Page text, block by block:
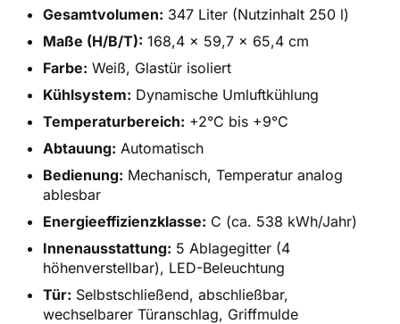
Gesamtvolumen: 347 Liter (Nutzinhalt 250 l)
Maße (H/B/T): 168,4 x 59,7 x 65,4 cm
Farbe: Weiß, Glastür isoliert
Kühlsystem: Dynamische Umluftkühlung
Temperaturbereich: +2°C bis +9°C
Abtauung: Automatisch
Bedienung: Mechanisch, Temperatur analog
ablesbar
Energieeffizienzklasse: C (ca. 538 kWh/Jahr)
Innenausstattung: 5 Ablagegitter (4
höhenverstellbar), LED-Beleuchtung
Tür: Selbstschließend, abschließbar,
wechselbarer Türanschlag, Griffmulde